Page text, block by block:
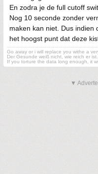
En zodra je de full cutoff
Nog 10 seconde zonder
maken kan niet. Dus indien
het hoogst punt dat deze
Go away or i will replace you withe a
Der Gesunde weiß nicht, wie reich er ist.
If you torture the data long enough, it
▼